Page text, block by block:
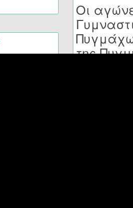
Οι
της